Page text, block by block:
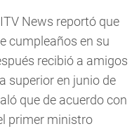
News reportó que
cumpleaños en su
recibió a amigos
superior en junio de
que de acuerdo con
primer ministro